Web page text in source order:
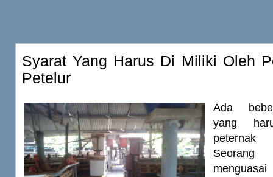
Syarat Yang Harus Di Miliki Oleh
Petelur
Ada
yang
Seorang